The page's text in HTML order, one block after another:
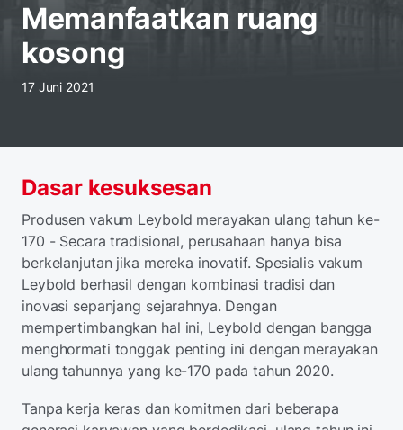
Memanfaatkan ruang
kosong
17 Juni 2021
Dasar kesuksesan
Produsen vakum Leybold merayakan ulang tahun ke-
170 - Secara tradisional, perusahaan hanya bisa
berkelanjutan jika mereka inovatif. Spesialis vakum
Leybold berhasil dengan kombinasi tradisi dan
inovasi sepanjang sejarahnya. Dengan
mempertimbangkan hal ini, Leybold dengan bangga
menghormati tonggak penting ini dengan merayakan
ulang tahunnya yang ke-170 pada tahun 2020.
Tanpa kerja keras dan komitmen dari beberapa